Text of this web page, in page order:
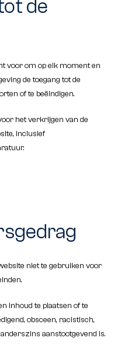
de
voor om op elk moment en
de toegang tot de
of te beëindigen.
het verkrijgen van de
inclusief
niet te gebruiken voor
inhoud te plaatsen of te
obsceen, racistisch,
aanstootgevend is.